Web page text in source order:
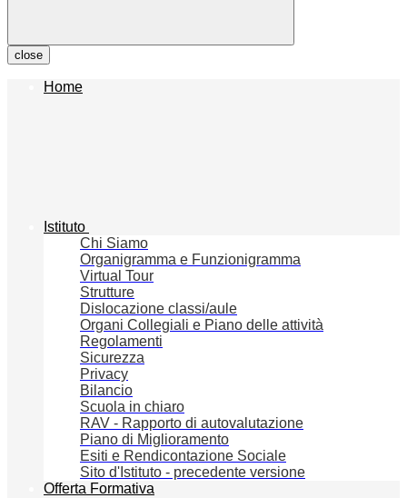
close
Home
Istituto
Chi Siamo
Organigramma e Funzionigramma
Virtual Tour
Strutture
Dislocazione classi/aule
Organi Collegiali e Piano delle attività
Regolamenti
Sicurezza
Privacy
Bilancio
Scuola in chiaro
RAV - Rapporto di autovalutazione
Piano di Miglioramento
Esiti e Rendicontazione Sociale
Sito d'Istituto - precedente versione
Offerta Formativa